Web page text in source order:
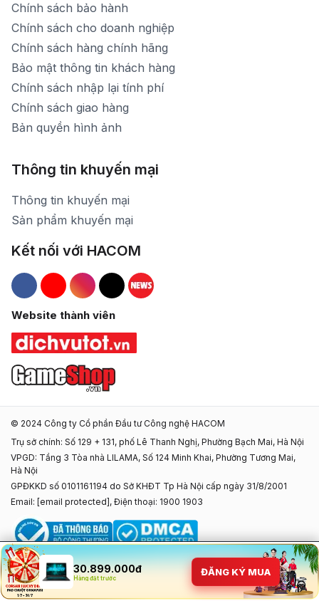
30.899.000đ
Hàng đặt trước
ĐĂNG KÝ MUA
Chính sách bảo hành
Chính sách cho doanh nghiệp
Chính sách hàng chính hãng
Bảo mật thông tin khách hàng
Chính sách nhập lại tính phí
Chính sách giao hàng
Bản quyền hình ảnh
Thông tin khuyến mại
Thông tin khuyến mại
Sản phẩm khuyến mại
Kết nối với HACOM
Hacom Facebook
Hacom YouTube
Hacom Instagram
Hacom TikTok
Website thành viên
© 2024 Công ty Cổ phần Đầu tư Công nghệ HACOM
Trụ sở chính: Số 129 + 131, phố Lê Thanh Nghị, Phường Bạch Mai, Hà Nội
VPGD: Tầng 3 Tòa nhà LILAMA, Số 124 Minh Khai, Phường Tương Mai,
Hà Nội
GPĐKKD số 0101161194 do Sở KHĐT Tp Hà Nội cấp ngày 31/8/2001
Email: [email protected] , Điện thoại: 1900 1903